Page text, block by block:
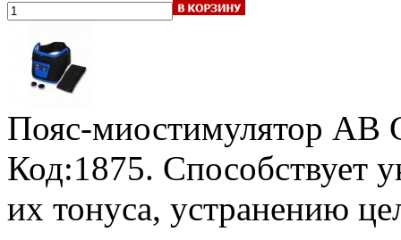
Пояс-миостимулятор AB
Код:1875.
их тонуса, устранению